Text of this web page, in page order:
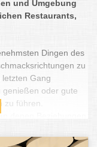
und Umgebung
Restaurants,
Dingen des
zu
Gang
genießen oder gute
zu führen.
denen Beziehungen
schönsten und